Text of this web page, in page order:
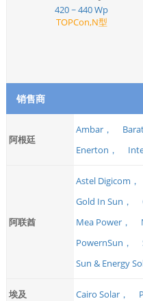
420 ~ 440 Wp
TOPCon,N型
销售商
阿根廷
Ambar，
Enerton，
阿联酋
Astel Digicom，
Gold In Sun，
Mea Power，
PowernSun，
Sun & Energy
埃及 Cairo Solar，